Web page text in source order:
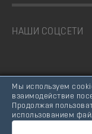
НАШИ СОЦСЕТИ
© Федерация
Мы используем
взаимодействие
Продолжая
использованием